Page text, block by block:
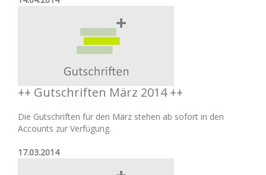
++ Gutschriften März 2014 ++
Die Gutschriften für den März stehen ab sofort in den
Accounts zur Verfügung.
17.03.2014